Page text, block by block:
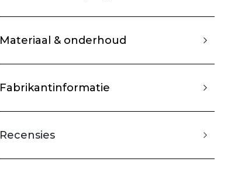
Materiaal & onderhoud
Fabrikantinformatie
Recensies